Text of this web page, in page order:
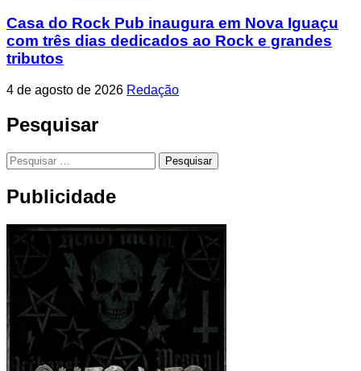
Casa do Rock Pub inaugura em Nova Iguaçu
com três dias dedicados ao Rock e grandes
tributos
4 de agosto de 2026 Redação
Pesquisar
Pesquisar
por:
Publicidade